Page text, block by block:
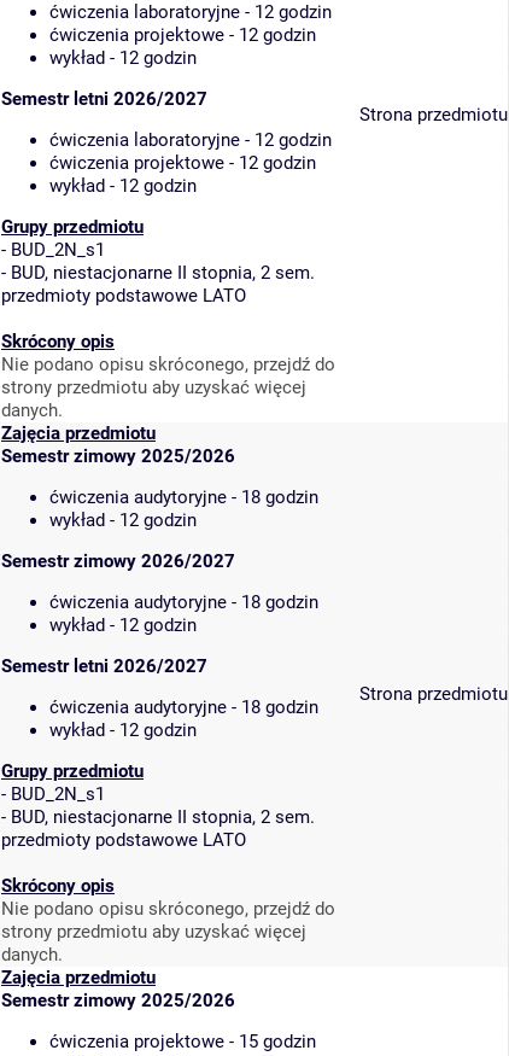
ćwiczenia laboratoryjne - 12 godzin
ćwiczenia projektowe - 12 godzin
wykład - 12 godzin
Semestr letni 2026/2027
ćwiczenia laboratoryjne - 12 godzin
ćwiczenia projektowe - 12 godzin
wykład - 12 godzin
Grupy przedmiotu
- BUD_2N_s1
- BUD, niestacjonarne II stopnia, 2 sem.
przedmioty podstawowe LATO
Skrócony opis
Nie podano opisu skróconego, przejdź do
strony przedmiotu aby uzyskać więcej
danych.
Strona przedmiotu
Zajęcia przedmiotu
Semestr zimowy 2025/2026
ćwiczenia audytoryjne - 18 godzin
wykład - 12 godzin
Semestr zimowy 2026/2027
ćwiczenia audytoryjne - 18 godzin
wykład - 12 godzin
Semestr letni 2026/2027
ćwiczenia audytoryjne - 18 godzin
wykład - 12 godzin
Grupy przedmiotu
- BUD_2N_s1
- BUD, niestacjonarne II stopnia, 2 sem.
przedmioty podstawowe LATO
Skrócony opis
Nie podano opisu skróconego, przejdź do
strony przedmiotu aby uzyskać więcej
danych.
Strona przedmiotu
Zajęcia przedmiotu
Semestr zimowy 2025/2026
ćwiczenia projektowe - 15 godzin